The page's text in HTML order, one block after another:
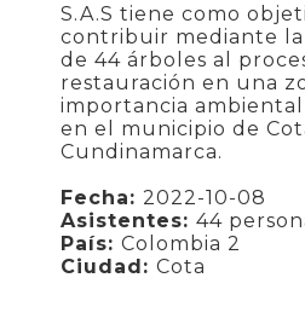
S.A.S tiene como
contribuir mediante la
de 44 árboles al
restauración en una
importancia
en el municipio de
Cundinamarca.
Fecha:2022-10-08
Asistentes:44
País:Colombia 2
Ciudad:Cota